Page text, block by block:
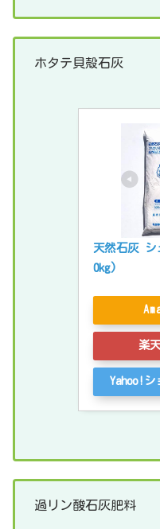
ホタテ貝殻石灰
天然石灰 シ
0kg)
楽
Yahoo!シ
過リン酸石灰肥料